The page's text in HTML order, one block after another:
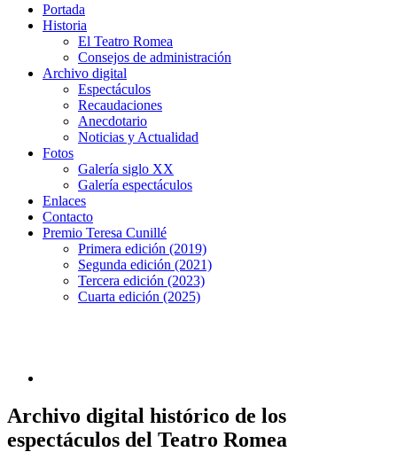
Portada
Historia
El Teatro Romea
Consejos de administración
Archivo digital
Espectáculos
Recaudaciones
Anecdotario
Noticias y Actualidad
Fotos
Galería siglo XX
Galería espectáculos
Enlaces
Contacto
Premio Teresa Cunillé
Primera edición (2019)
Segunda edición (2021)
Tercera edición (2023)
Cuarta edición (2025)
Archivo digital histórico de los
espectáculos del Teatro Romea